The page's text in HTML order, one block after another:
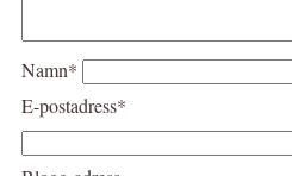
Namn*
E-postadress*